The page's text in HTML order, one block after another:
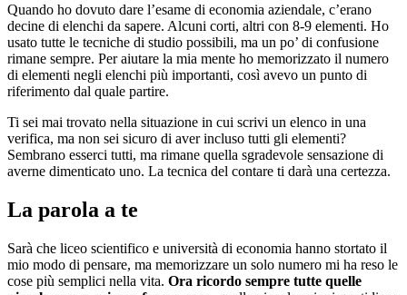
Quando ho dovuto dare l’esame di economia aziendale, c’erano
decine di elenchi da sapere. Alcuni corti, altri con 8-9 elementi. Ho
usato tutte le tecniche di studio possibili, ma un po’ di confusione
rimane sempre. Per aiutare la mia mente ho memorizzato il numero
di elementi negli elenchi più importanti, così avevo un punto di
riferimento dal quale partire.
Ti sei mai trovato nella situazione in cui scrivi un elenco in una
verifica, ma non sei sicuro di aver incluso tutti gli elementi?
Sembrano esserci tutti, ma rimane quella sgradevole sensazione di
averne dimenticato uno. La tecnica del contare ti darà una certezza.
La parola a te
Sarà che liceo scientifico e università di economia hanno stortato il
mio modo di pensare, ma memorizzare un solo numero mi ha reso le
cose più semplici nella vita. Ora ricordo sempre tutte quelle